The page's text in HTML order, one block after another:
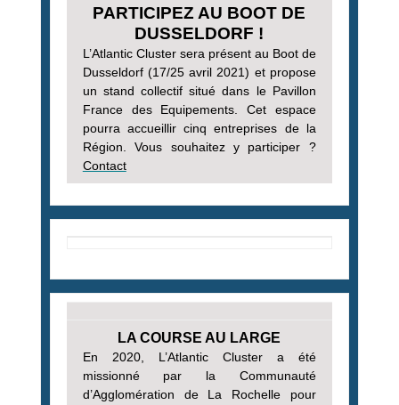
PARTICIPEZ AU BOOT DE
DUSSELDORF !
L’Atlantic Cluster sera présent au Boot de
Dusseldorf (17/25 avril 2021) et propose
un stand collectifsitué dans le Pavillon
France des Equipements. Cet espace
pourra accueillir cinq entreprises de la
Région. Vous souhaitez y participer ?
Contact
LA COURSE AU LARGE
En 2020, L’Atlantic Cluster a été
missionné par la Communauté
d’Agglomération de La Rochelle pour